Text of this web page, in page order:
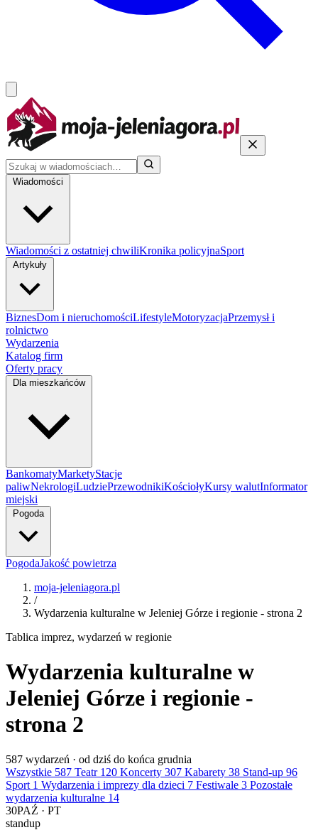
Wiadomości
Wiadomości z ostatniej chwiliKronika policyjnaSport
Artykuły
BiznesDom i nieruchomościLifestyleMotoryzacjaPrzemysł i
rolnictwo
Wydarzenia
Katalog firm
Oferty pracy
Dla mieszkańców
BankomatyMarketyStacje
paliwNekrologiLudziePrzewodnikiKościołyKursy walutInformator
miejski
Pogoda
PogodaJakość powietrza
moja-jeleniagora.pl
/
Wydarzenia kulturalne w Jeleniej Górze i regionie - strona 2
Tablica imprez, wydarzeń w regionie
Wydarzenia kulturalne w
Jeleniej Górze i regionie -
strona 2
587 wydarzeń · od dziś do końca grudnia
Wszystkie 587 Teatr 120 Koncerty 307 Kabarety 38 Stand-up 96
Sport 1 Wydarzenia i imprezy dla dzieci 7 Festiwale 3 Pozostałe
wydarzenia kulturalne 14
30PAŹ · PT
standup